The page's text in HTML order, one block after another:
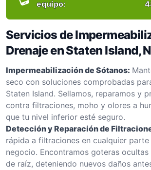
equipo:
Servicios de
Drenaje en Staten Island,
Impermeabilización de Sótanos:
seco con soluciones comprobadas
Staten Island. Sellamos, reparamos y
contra filtraciones, moho y olores a
que tu nivel inferior esté seguro.
Detección y Reparación de
rápida a filtraciones en cualquier
negocio. Encontramos goteras ocultas
de raíz, deteniendo nuevos daños